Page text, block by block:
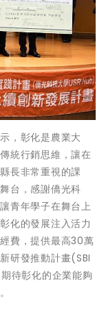
，彰化是農業大
統行銷思維，讓在
長非常重視的課
台，感謝僑光科
青年學子在舞台上
化的發展注入活力
費，提供最高30萬
研發推動計畫(SBI
待彰化的企業能夠